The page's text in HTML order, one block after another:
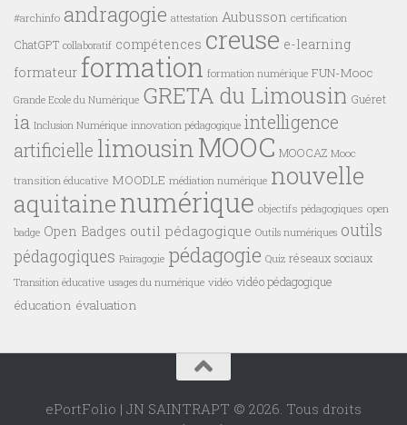
#archinfo andragogie attestation Aubusson certification
ChatGPT collaboratif compétences creuse e-learning
formateur formation formation numérique FUN-Mooc
Grande Ecole du Numérique GRETA du Limousin Guéret
ia Inclusion Numérique innovation pédagogique intelligence
artificielle limousinMOOC MOOCAZ Mooc
transition éducative MOODLE médiation numérique nouvelle
aquitainenumérique objectifs pédagogiques open
badge Open Badges outil pédagogique Outils numériques outils
pédagogiques Pairagogie pédagogie Quiz réseaux sociaux
Transition éducative usages du numérique vidéo vidéo pédagogique
éducation évaluation
ePortFolio | JN SAINTRAPT © 2026. Tous droits